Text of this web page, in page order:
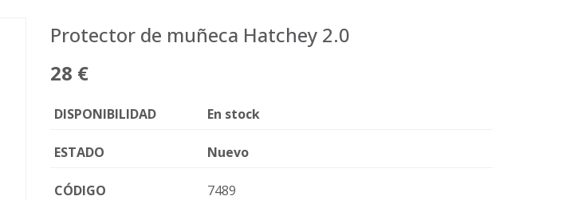
Protector de muñeca Hatchey 2.0
28 €
DISPONIBILIDAD En stock
ESTADO Nuevo
CÓDIGO 7489